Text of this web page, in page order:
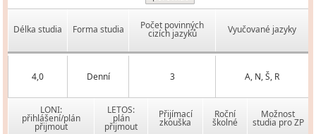
Délka studia Forma studia Počet povinných
cizích jazyků Vyučované jazyky
4,0 Denní 3 A, N, Š, R
LONI:
přihlášení/plán
přijmout
LETOS:
plán
přijmout
Přijímací
zkouška
Roční
školné
Možnost
studia pro ZP